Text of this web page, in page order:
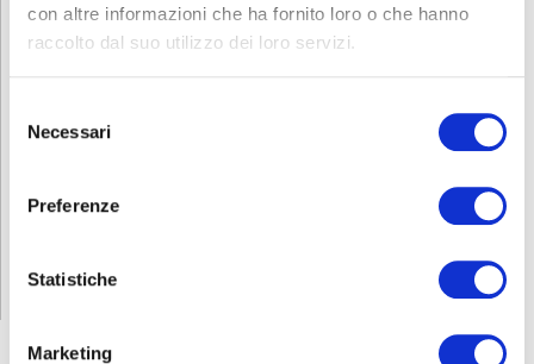
con altre informazioni che ha fornito loro o che hanno
raccolto dal suo utilizzo dei loro servizi.
delNecessari
Preferenze
Statistiche
Marketing
3693723 oppure scrivi una mail aformazione.bergamo@abf.eu
INFORMATIVA RELATIVA AL CONTRATTO